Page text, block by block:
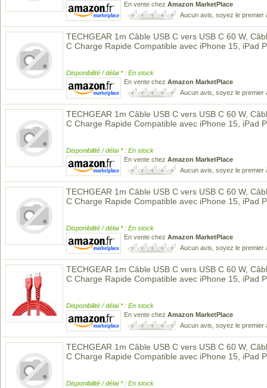
En vente chez Amazon MarketPlace
Aucun avis, soyez le premier
TECHGEAR 1m Câble USB C vers USB C 60 W,
C Charge Rapide Compatible avec iPhone 15, iPad
Disponibilité / délai * : En stock
En vente chez Amazon MarketPlace
Aucun avis, soyez le premier
TECHGEAR 1m Câble USB C vers USB C 60 W,
C Charge Rapide Compatible avec iPhone 15, iPad
Disponibilité / délai * : En stock
En vente chez Amazon MarketPlace
Aucun avis, soyez le premier
TECHGEAR 1m Câble USB C vers USB C 60 W,
C Charge Rapide Compatible avec iPhone 15, iPad
Disponibilité / délai * : En stock
En vente chez Amazon MarketPlace
Aucun avis, soyez le premier
TECHGEAR 1m Câble USB C vers USB C 60 W,
C Charge Rapide Compatible avec iPhone 15, iPad
Disponibilité / délai * : En stock
En vente chez Amazon MarketPlace
Aucun avis, soyez le premier
TECHGEAR 1m Câble USB C vers USB C 60 W,
C Charge Rapide Compatible avec iPhone 15, iPad
Disponibilité / délai * : En stock